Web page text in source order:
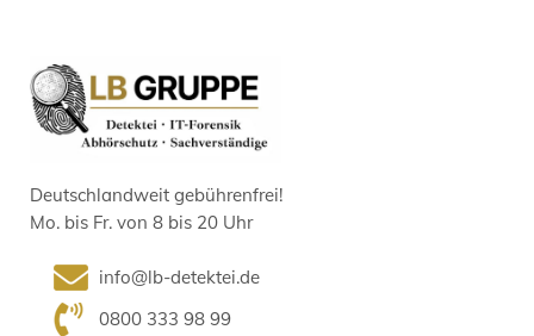
Deutschlandweit gebührenfrei!
Mo. bis Fr. von 8 bis 20 Uhr
info@lb-detektei.de
0800 333 98 99